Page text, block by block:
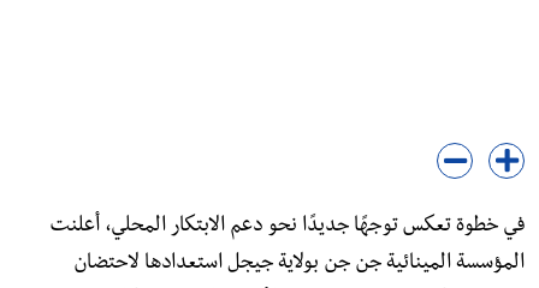
في خطوة تعكس توجهًا جديدًا نحو دعم الابتكار المحلي، أعلنت
المؤسسة المينائية جن جن بولاية جيجل استعدادها لاحتضان